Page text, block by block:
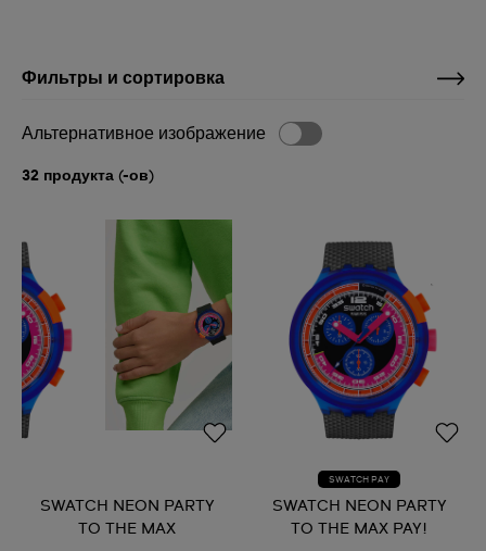
Фильтры и сортировка
Альтернативное изображение
32 продукта (-ов)
SWATCH NEON PARTY
TO THE MAX
SWATCH PAY
SWATCH NEON PARTY
TO THE MAX PAY!